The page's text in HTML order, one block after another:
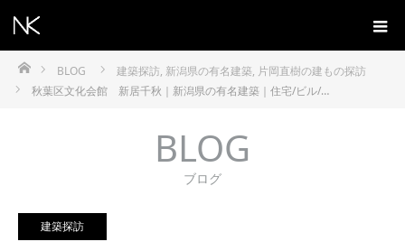
ホームBLOG 建築探訪, 新潟県の有名建築, 片岡直樹の建もの探訪
秋葉区文化会館 新居千秋｜新潟県の有名建築｜住宅/ビル/…
BLOG
ブログ
建築探訪